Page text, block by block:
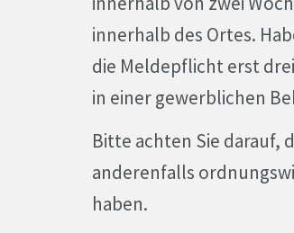
innerhalb des Ortes.
die Meldepflicht erst
in einer gewerblichen
Bitte achten Sie darauf,
anderenfalls
haben.